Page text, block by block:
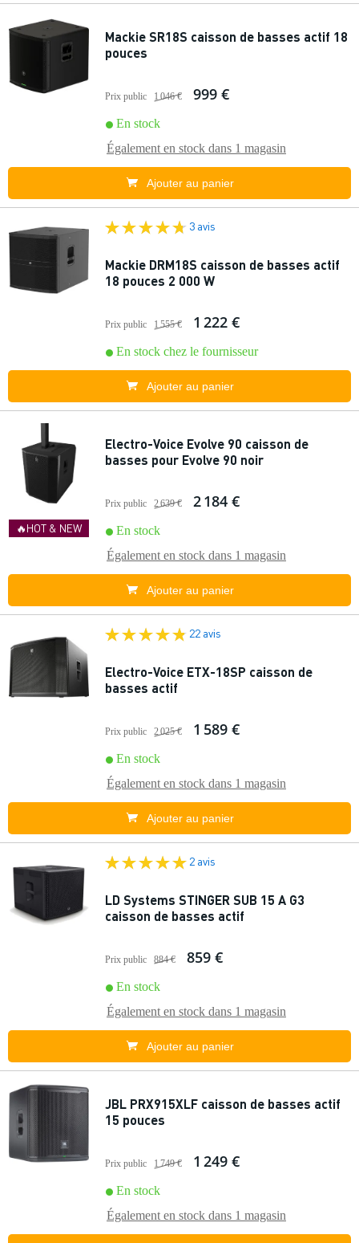
Mackie SR18S caisson de basses actif 18
pouces
Prix public 1 046 € 999 €
En stock
Également en stock dans 1 magasin
Ajouter au panier
3 avis
Mackie DRM18S caisson de basses actif
18 pouces 2 000 W
Prix public 1 555 € 1 222 €
En stock chez le fournisseur
Ajouter au panier
🔥HOT & NEW
Electro-Voice Evolve 90 caisson de
basses pour Evolve 90 noir
Prix public 2 639 € 2 184 €
En stock
Également en stock dans 1 magasin
Ajouter au panier
22 avis
Electro-Voice ETX-18SP caisson de
basses actif
Prix public 2 025 € 1 589 €
En stock
Également en stock dans 1 magasin
Ajouter au panier
2 avis
LD Systems STINGER SUB 15 A G3
caisson de basses actif
Prix public 884 € 859 €
En stock
Également en stock dans 1 magasin
Ajouter au panier
JBL PRX915XLF caisson de basses actif
15 pouces
Prix public 1 749 € 1 249 €
En stock
Également en stock dans 1 magasin